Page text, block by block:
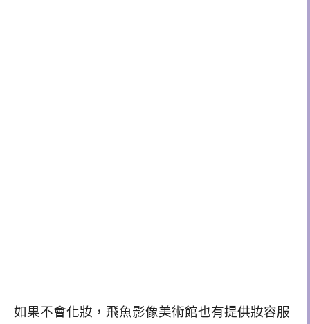
如果不會化妝，飛魚影像美術館也有提供妝容服